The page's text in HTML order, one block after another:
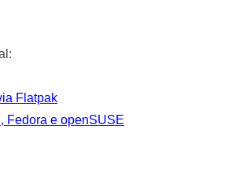
Flatpak
Fedora e openSUSE